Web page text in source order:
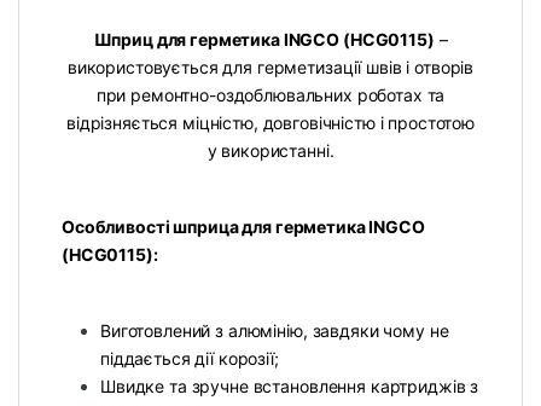
Шприц для герметика INGCO (HCG0115) –
використовується для герметизації швів і отворів
при ремонтно-оздоблювальних роботах та
відрізняється міцністю, довговічністю і простотою
у використанні.
Особливості шприца для герметика INGCO
(HCG0115):
Виготовлений з алюмінію, завдяки чому не
піддається дії корозії;
Швидке та зручне встановлення картриджів з